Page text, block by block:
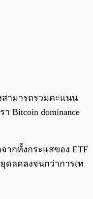
สามารถรวมคะแนน
Bitcoin dominance
ากทั้งกระแสของ ETF
ดลดลงจนกว่าการเท